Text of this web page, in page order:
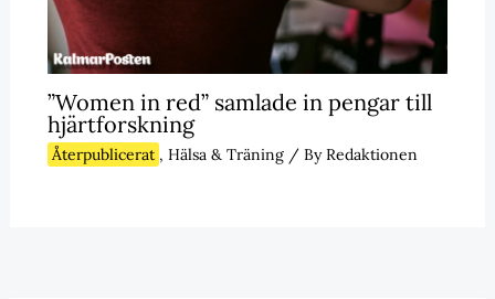
”Women in red” samlade in pengar till
hjärtforskning
Återpublicerat , Hälsa & Träning/ ByRedaktionen